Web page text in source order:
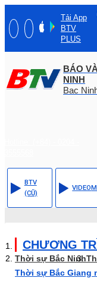
Tải App
BTV
PLUS
BÁO
NINH
Bac
BTV
(CŨ)
VIDEO
CHƯƠNG
Thời sự Bắc Ninh
Thời sự Bắc Giang